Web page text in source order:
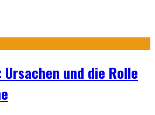
und die Rolle